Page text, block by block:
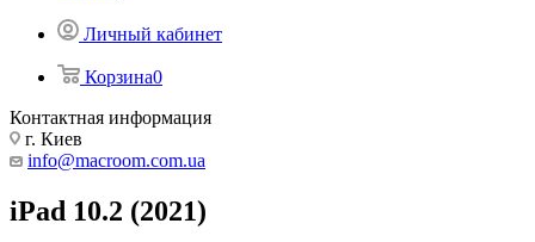
Личный кабинет
Корзина0
Контактная информация
г. Киев
info@macroom.com.ua
iPad 10.2 (2021)